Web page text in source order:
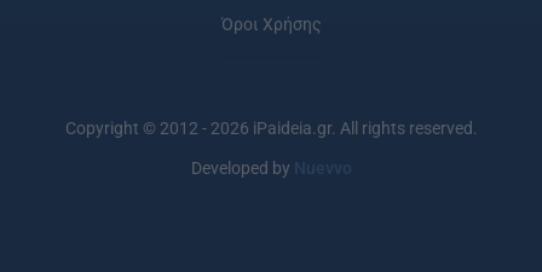
Όροι Χρήσης
Copyright © 2012 - 2026 iPaideia.gr. All rights reserved.
Developed by